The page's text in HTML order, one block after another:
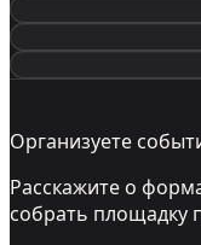
Организуете
Расскажите о
собрать площадку